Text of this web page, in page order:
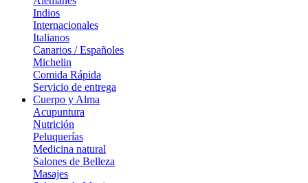
Indios
Internacionales
Italianos
Canarios / Españoles
Michelin
Comida Rápida
Servicio de entrega
Cuerpo y Alma
Acupuntura
Nutrición
Peluquerías
Medicina natural
Salones de Belleza
Masajes